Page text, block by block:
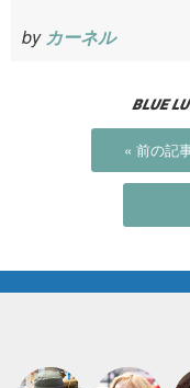
by カーネル
BLUE
« 前の記